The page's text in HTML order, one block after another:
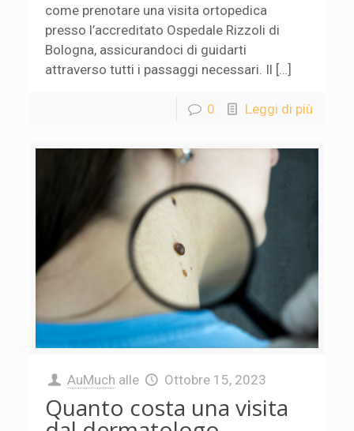
come prenotare una visita ortopedica
presso l’accreditato Ospedale Rizzoli di
Bologna, assicurandoci di guidarti
attraverso tutti i passaggi necessari. Il […]
0 Leggi di più
AuMuch alle Ottobre 15, 2023
Quanto costa una visita